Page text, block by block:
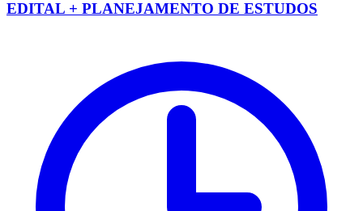
EDITAL + PLANEJAMENTO DE ESTUDOS